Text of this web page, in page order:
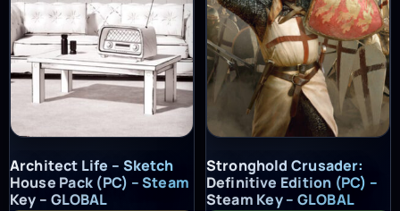
Architect Life – Sketch House Pack (PC) – Steam Key – GLOBAL
Architect Life – Sketch
House Pack (PC) – Steam
Key – GLOBAL
Stronghold Crusader: Definitive
Stronghold Crusader:
Definitive Edition (PC) –
Steam Key – GLOBAL